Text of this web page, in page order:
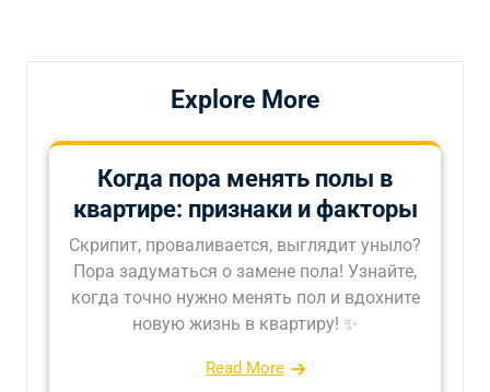
Explore More
Когда пора менять полы в
квартире: признаки и факторы
Скрипит, проваливается, выглядит уныло?
Пора задуматься о замене пола! Узнайте,
когда точно нужно менять пол и вдохните
новую жизнь в квартиру! ✨
Read More